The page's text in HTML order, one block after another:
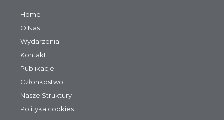
Home
O Nas
Wydarzenia
Kontakt
Publikacje
Członkostwo
Nasze Struktury
Polityka cookies